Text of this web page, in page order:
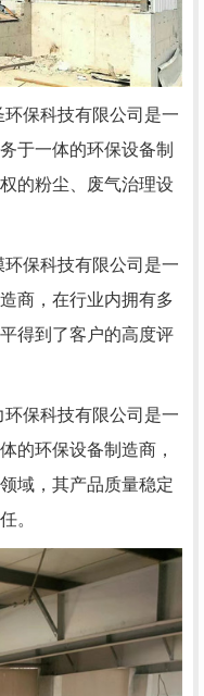
保科技有限公司是一
于一体的环保设备制
的粉尘、废气治理设
保科技有限公司是一
商，在行业内拥有多
得到了客户的高度评
保科技有限公司是一
的环保设备制造商，
域，其产品质量稳定
。